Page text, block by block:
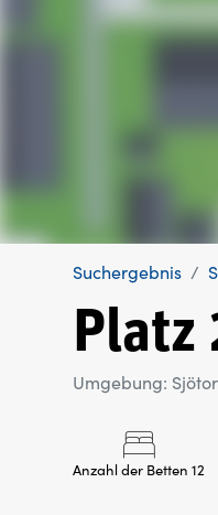
Suchergebnis
Platz
Umgebung:
Anzahl der Betten 12